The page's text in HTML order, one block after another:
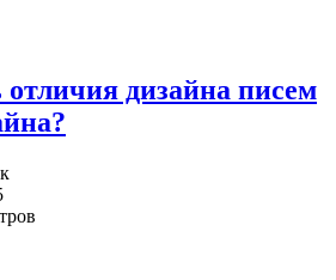
отличия дизайна писем